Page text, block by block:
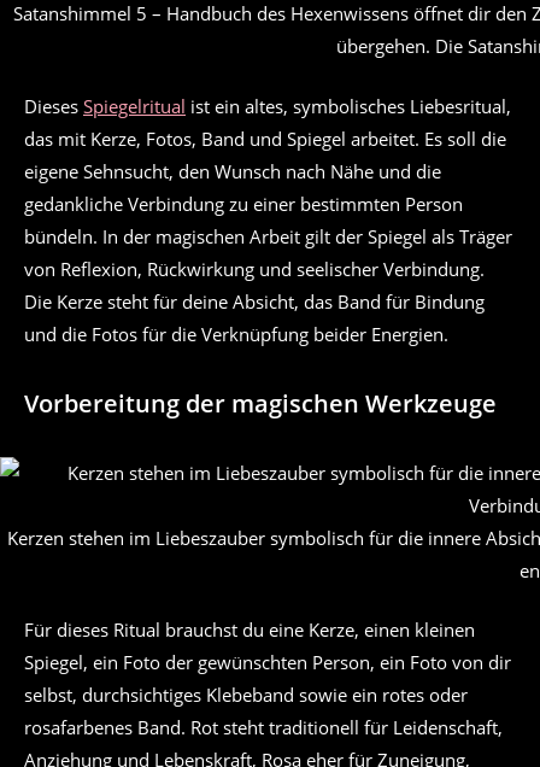
Satanshimmel 5 – Handbuch des Hexenwissens öffnet dir
übergehen. Die
Dieses Spiegelritual ist ein altes, symbolisches Liebesritual,
das mit Kerze, Fotos, Band und Spiegel arbeitet. Es soll die
eigene Sehnsucht, den Wunsch nach Nähe und die
gedankliche Verbindung zu einer bestimmten Person
bündeln. In der magischen Arbeit gilt der Spiegel als Träger
von Reflexion, Rückwirkung und seelischer Verbindung.
Die Kerze steht für deine Absicht, das Band für Bindung
und die Fotos für die Verknüpfung beider Energien.
Vorbereitung der magischen Werkzeuge
Kerzen stehen im Liebeszauber symbolisch für die innere
Für dieses Ritual brauchst du eine Kerze, einen kleinen
Spiegel, ein Foto der gewünschten Person, ein Foto von dir
selbst, durchsichtiges Klebeband sowie ein rotes oder
rosafarbenes Band. Rot steht traditionell für Leidenschaft,
Anziehung und Lebenskraft, Rosa eher für Zuneigung,